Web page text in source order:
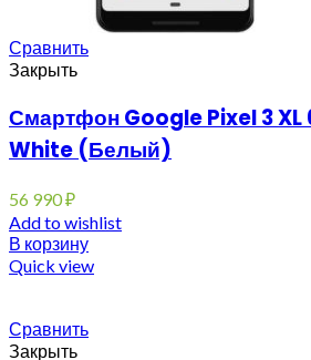
Сравнить
Закрыть
Смартфон Google Pixel 3 XL
White (Белый)
56 990₽
Add to wishlist
В корзину
Quick view
Сравнить
Закрыть